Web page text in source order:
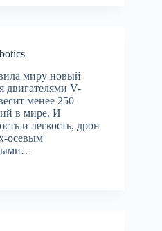
миру новый
двигателями V-
менее 250
в мире. И
и легкость, дрон
осевым